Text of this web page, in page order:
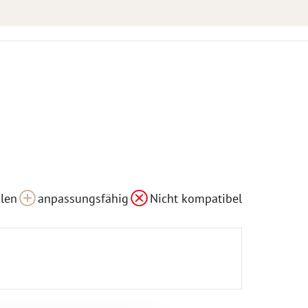
anpassungsfähig Nicht kompatibel